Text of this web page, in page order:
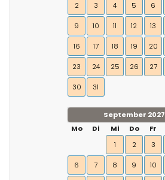
2 3 4 5 6
9 10 11 12 13
16 17 18 19 20
23 24 25 26 27
30 31
September 2027
Mo
Di Mi Do Fr
1
2 3
6 7 8 9 10